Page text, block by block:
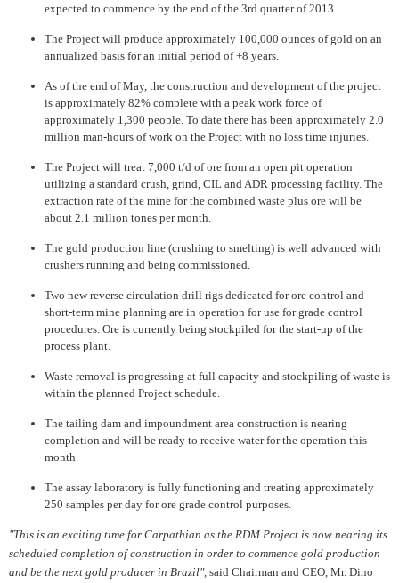
expected to commence by the end of the 3rd quarter of 2013.
The Project will produce approximately 100,000 ounces of gold on an
annualized basis for an initial period of +8 years.
As of the end of May, the construction and development of the project
is approximately 82% complete with a peak work force of
approximately 1,300 people. To date there has been approximately 2.0
million man-hours of work on the Project with no loss time injuries.
The Project will treat 7,000 t/d of ore from an open pit operation
utilizing a standard crush, grind, CIL and ADR processing facility. The
extraction rate of the mine for the combined waste plus ore will be
about 2.1 million tones per month.
The gold production line (crushing to smelting) is well advanced with
crushers running and being commissioned.
Two new reverse circulation drill rigs dedicated for ore control and
short-term mine planning are in operation for use for grade control
procedures. Ore is currently being stockpiled for the start-up of the
process plant.
Waste removal is progressing at full capacity and stockpiling of waste is
within the planned Project schedule.
The tailing dam and impoundment area construction is nearing
completion and will be ready to receive water for the operation this
month.
The assay laboratory is fully functioning and treating approximately
250 samples per day for ore grade control purposes.
"This is an exciting time for Carpathian as the RDM Project is now nearing its
scheduled completion of construction in order to commence gold production
and be the next gold producer in Brazil", said Chairman and CEO, Mr. Dino